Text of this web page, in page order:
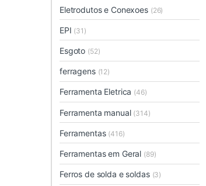
Eletrodutos e Conexoes (26)
EPI (31)
Esgoto (52)
ferragens (12)
Ferramenta Eletrica (46)
Ferramenta manual (314)
Ferramentas (416)
Ferramentas em Geral (89)
Ferros de solda e soldas (3)